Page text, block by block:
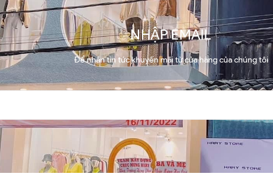
NHẬP EMAIL
Để nhận tin tức khuyến mãi từ cửa hàng của chúng tôi